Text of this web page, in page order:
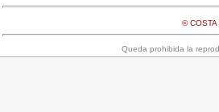
© COSTA
Queda prohibida la